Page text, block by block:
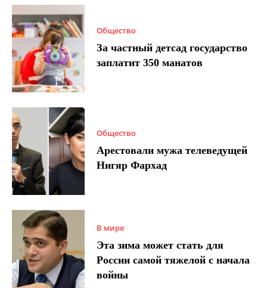
Общество
За частный детсад государство
заплатит 350 манатов
Общество
Арестовали мужа телеведущей
Нигяр Фархад
В мире
Эта зима может стать для
России самой тяжелой с начала
войны